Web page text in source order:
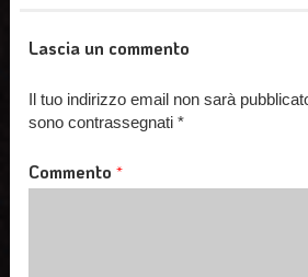
Lascia un commento
Il tuo indirizzo email non sarà
sono contrassegnati*
Commento*